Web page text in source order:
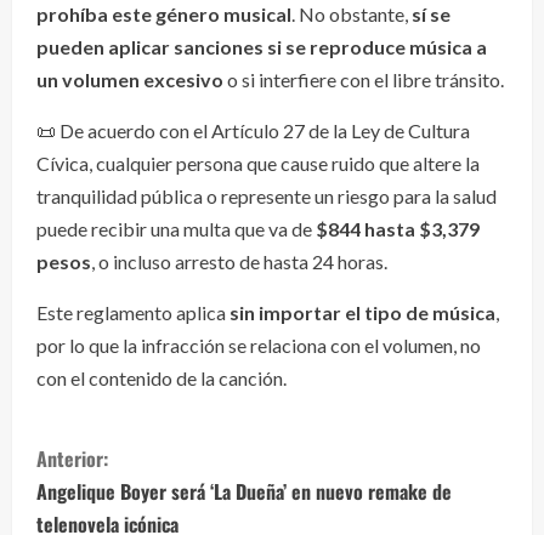
prohíba este género musical . No obstante, sí se
pueden aplicar sanciones si se reproduce música a
un volumen excesivo o si interfiere con el libre tránsito.
📜 De acuerdo con el Artículo 27 de la Ley de Cultura
Cívica, cualquier persona que cause ruido que altere la
tranquilidad pública o represente un riesgo para la salud
puede recibir una multa que va de $844 hasta $3,379
pesos , o incluso arresto de hasta 24 horas.
Este reglamento aplica sin importar el tipo de música
por lo que la infracción se relaciona con el volumen, no
con el contenido de la canción.
S
i
Anterior:
Angelique Boyer será ‘La Dueña’ en nuevo remake de
telenovela icónica